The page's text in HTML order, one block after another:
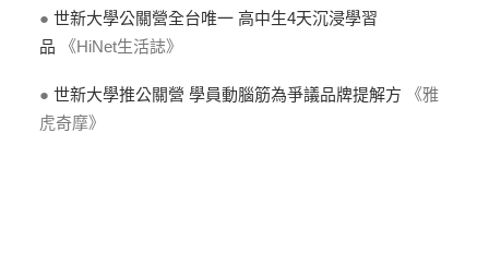
● 世新大學公關營全台唯一 高中生4天沉浸學習
品 《HiNet生活誌》
● 世新大學推公關營 學員動腦筋為爭議品牌提解方 《雅
虎奇摩》